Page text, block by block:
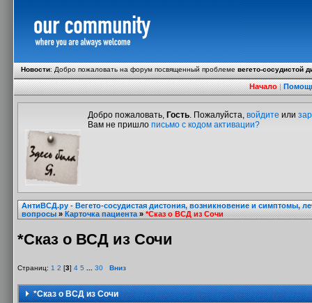
Новости:Добро пожаловать на форум посвященный проблемевегето-сосудистой
Начало|
Добро пожаловать, Гость. Пожалуйста, войдите или
Вам не пришло письмо с кодом активации?
АнтиВСД.ру - Вегето-сосудистая дистония, возникновение и симптомы,
вопросы»Карточка пациента»*Сказ о ВСД из Сочи
*Сказ о ВСД из Сочи
Страниц: 1 2 [3] 4 5 30 Вниз
*Сказ о ВСД из Сочи